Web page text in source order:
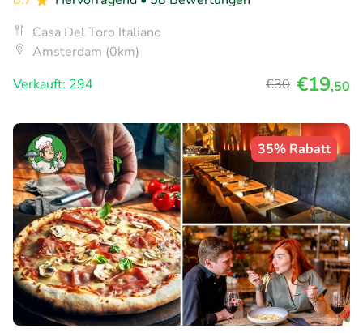
Casa Del Toro Italiano
Amsterdam (0km)
Verkauft: 294
€30 €19,50
35% Rabatt